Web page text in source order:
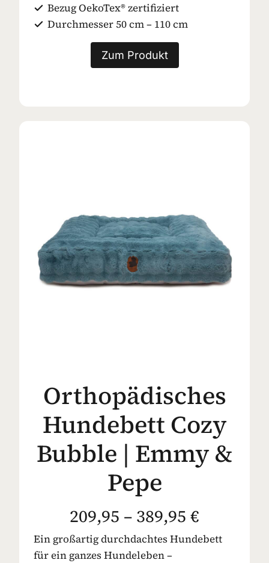
Bezug OekoTex® zertifiziert
Durchmesser 50 cm – 110 cm
Zum Produkt
Orthopädisches
Hundebett Cozy
Bubble | Emmy &
Pepe
209,95 – 389,95 €
Ein großartig durchdachtes Hundebett
für ein ganzes Hundeleben –